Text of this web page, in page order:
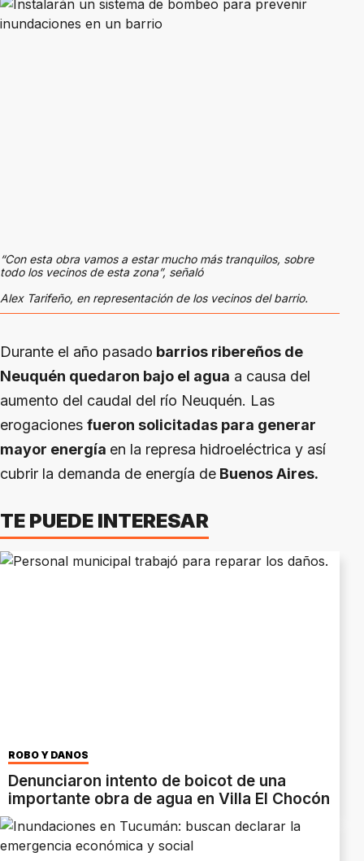
“Con esta obra vamos a estar mucho más tranquilos, sobre
todo los vecinos de esta zona”, señaló
Alex Tarifeño, en representación de los vecinos del barrio.
Durante el año pasado barrios ribereños de
Neuquén quedaron bajo el agua a causa del
aumento del caudal del río Neuquén. Las
erogaciones fueron solicitadas para generar
mayor energía en la represa hidroeléctrica y así
cubrir la demanda de energía de Buenos Aires.
TE PUEDE INTERESAR
ROBO Y DAÑOS
Denunciaron intento de boicot de una
importante obra de agua en Villa El Chocón